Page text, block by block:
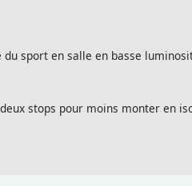
sport en salle en basse
stops pour moins monter en